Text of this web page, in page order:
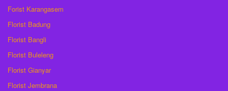
Forist Karangasem
Florist Badung
Florist Bangli
Florist Buleleng
Florist Gianyar
Florist Jembrana